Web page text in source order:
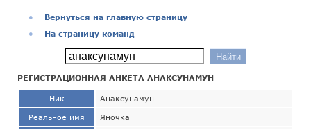
●
Вернуться на главную страницу
●
На страницу команд
РЕГИСТРАЦИОННАЯ АНКЕТА АНАКСУНАМУН
Ник Анаксунамун
Реальное имя Яночка